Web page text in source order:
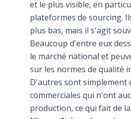
et le plus visible, en
plateformes de sourcing.
plus bas, mais il s'agit
Beaucoup d'entre eux
le marché national et
sur les normes de qualité
D'autres sont simplement
commerciales qui n'ont
production, ce qui fait de